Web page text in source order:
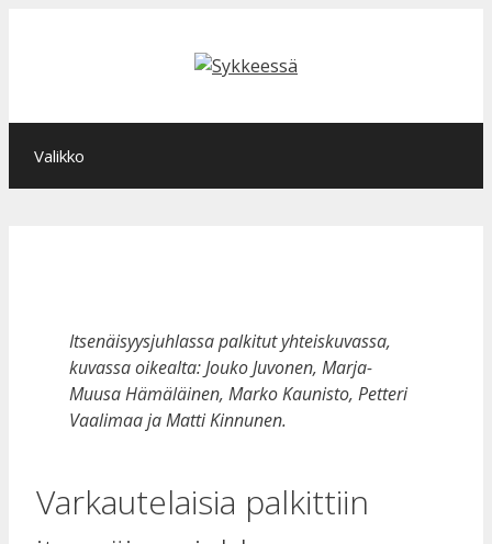
Valikko
Itsenäisyysjuhlassa palkitut yhteiskuvassa,
kuvassa oikealta: Jouko Juvonen, Marja-
Muusa Hämäläinen, Marko Kaunisto, Petteri
Vaalimaa ja Matti Kinnunen.
Varkautelaisia palkittiin